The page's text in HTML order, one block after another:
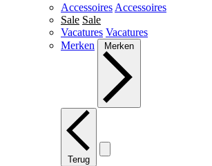
Accessoires Accessoires
Sale Sale
Vacatures Vacatures
Merken
Merken
Terug